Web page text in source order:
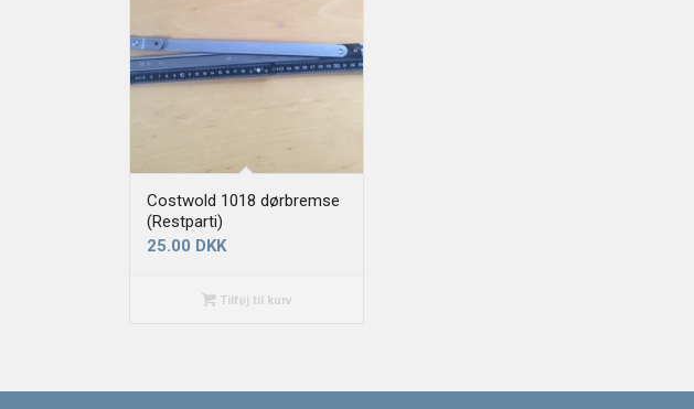
Costwold 1018 dørbremse
(Restparti)
25.00 DKK
Tilføj til kurv